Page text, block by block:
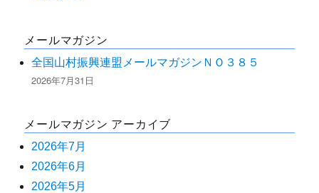
ョ
ン
メールマガジン
全国山村振興連盟メールマガジンＮＯ３８５
2026年7月31日
メールマガジン アーカイブ
2026年7月
2026年6月
2026年5月